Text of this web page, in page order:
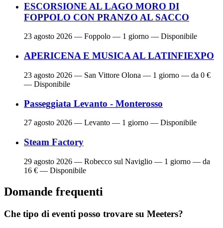
ESCORSIONE AL LAGO MORO DI
FOPPOLO CON PRANZO AL SACCO
23 agosto 2026 — Foppolo — 1 giorno — Disponibile
APERICENA E MUSICA AL LATINFIEXPO
23 agosto 2026 — San Vittore Olona — 1 giorno — da 0 €
— Disponibile
Passeggiata Levanto - Monterosso
27 agosto 2026 — Levanto — 1 giorno — Disponibile
Steam Factory
29 agosto 2026 — Robecco sul Naviglio — 1 giorno — da
16 € — Disponibile
Domande frequenti
Che tipo di eventi posso trovare su Meeters?